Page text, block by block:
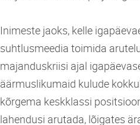
Inimeste jaoks, kelle
suhtlusmeedia toimida
majanduskriisi ajal
äärmuslikumaid kulude
kõrgema keskklassi
lahendusi arutada, lõigates